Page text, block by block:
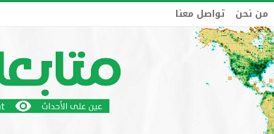
من نحن تواصل معنا